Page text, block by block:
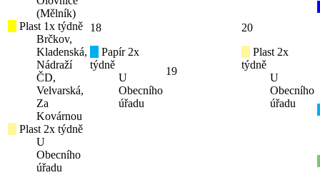
(Mělník)
Plast 1x týdně
Brčkov,
Kladenská,
Nádraží
ČD,
Velvarská,
Za
Kovárnou
Plast 2x týdně
U
Obecního
úřadu
18
Papír 2x
týdně
U
Obecního
úřadu
19
20
Plast 2x
týdně
U
Obecního
úřadu